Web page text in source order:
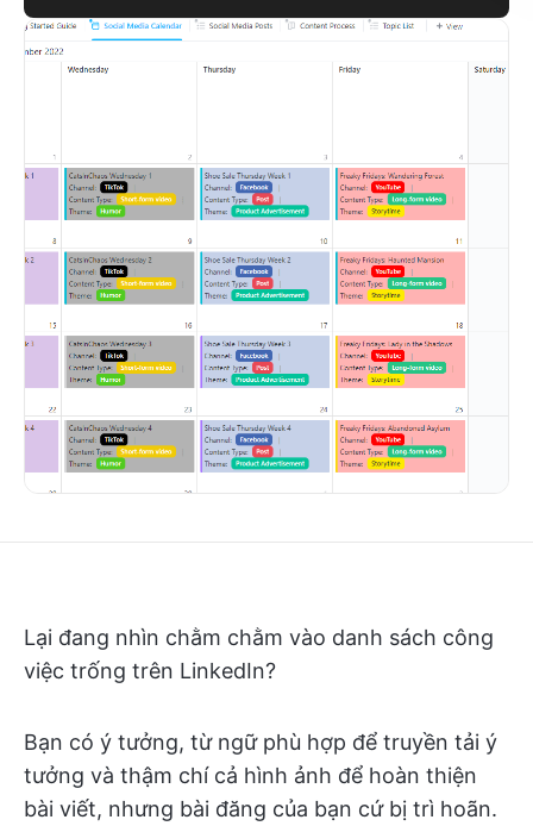
Lại đang nhìn chằm chằm vào danh sách công
việc trống trên LinkedIn?
Bạn có ý tưởng, từ ngữ phù hợp để truyền tải ý
tưởng và thậm chí cả hình ảnh để hoàn thiện
bài viết, nhưng bài đăng của bạn cứ bị trì hoãn.